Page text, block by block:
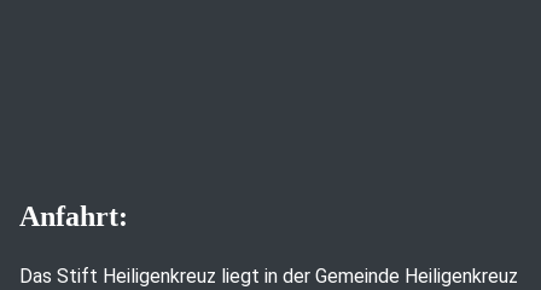
Anfahrt:
Das Stift Heiligenkreuz liegt in der Gemeinde Heiligenkreuz